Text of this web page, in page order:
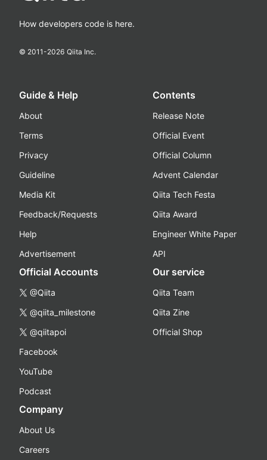
How developers code is here.
© 2011-2026 Qiita Inc.
Guide & Help
About
Terms
Privacy
Guideline
Media Kit
Feedback/Requests
Help
Advertisement
Contents
Release Note
Official Event
Official Column
Advent Calendar
Qiita Tech Festa
Qiita Award
Engineer White Paper
API
Official Accounts
@Qiita
@qiita_milestone
@qiitapoi
Facebook
YouTube
Podcast
Our service
Qiita Team
Qiita Zine
Official Shop
Company
About Us
Careers